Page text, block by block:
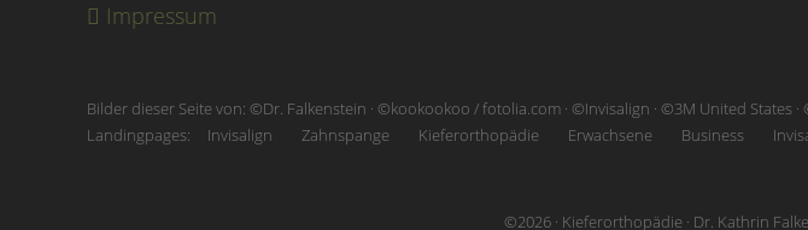
Impressum
Bilder dieser Seite von: ©Dr. Falkenstein · ©kookookoo / fotolia.com · ©Invisalign · ©3M United States ·
Landingpages:
Invisalign Zahnspange Kieferorthopädie Erwachsene Business
©2026 · Kieferorthopädie · Dr. Kathrin